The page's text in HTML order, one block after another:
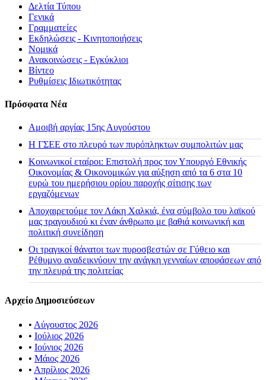
Δελτία Τύπου
Γενικά
Γραμματείες
Εκδηλώσεις - Κινητοποιήσεις
Νομικά
Ανακοινώσεις - Εγκύκλιοι
Βίντεο
Ρυθμίσεις Ιδιωτικότητας
Πρόσφατα Νέα
Αμοιβή αργίας 15ης Αυγούστου
H ΓΣΕΕ στο πλευρό των πυρόπληκτων συμπολιτών μας
Κοινωνικοί εταίροι: Επιστολή προς τον Υπουργό Εθνικής
Οικονομίας & Οικονομικών για αύξηση από τα 6 στα 10
ευρώ του ημερήσιου ορίου παροχής σίτισης των
εργαζόμενων
Αποχαιρετούμε τον Λάκη Χαλκιά, ένα σύμβολο του λαϊκού
μας τραγουδιού κι έναν άνθρωπο με βαθιά κοινωνική και
πολιτική συνείδηση
Οι τραγικοί θάνατοι των πυροσβεστών σε Γύθειο και
Ρέθυμνο αναδεικνύουν την ανάγκη γενναίων αποφάσεων από
την πλευρά της πολιτείας
Αρχείο Δημοσιεύσεων
• Αύγουστος 2026
• Ιούλιος 2026
• Ιούνιος 2026
• Μάιος 2026
• Απρίλιος 2026